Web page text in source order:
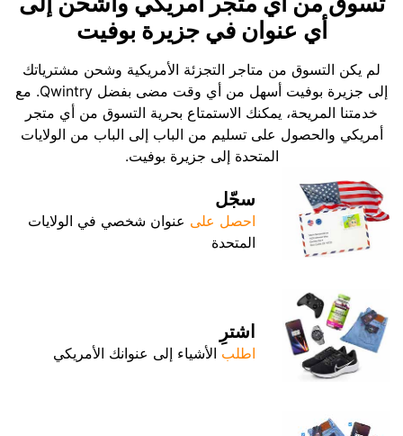
أي عنوان في جزيرة بوفيت
لم يكن التسوق من متاجر التجزئة الأمريكية وشحن مشترياتك
إلى جزيرة بوفيت أسهل من أي وقت مضى بفضل Qwintry. مع
خدمتنا المريحة، يمكنك الاستمتاع بحرية التسوق من أي متجر
أمريكي والحصول على تسليم من الباب إلى الباب من الولايات
المتحدة إلى جزيرة بوفيت.
سجّل
احصل على عنوان شخصي في الولايات
المتحدة
اشترِ
اطلب الأشياء إلى عنوانك الأمريكي